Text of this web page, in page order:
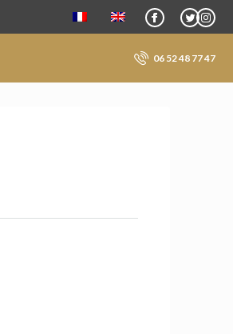
06 52 48 77 47